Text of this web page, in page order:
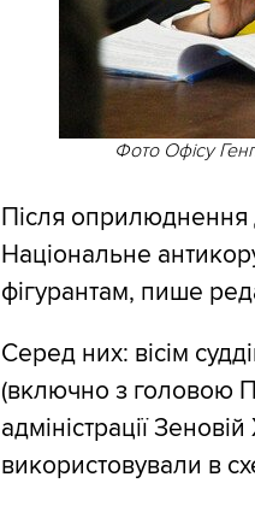
Фото Офісу
Після оприлюднення
Національне
фігурантам, пише
Серед них: вісім
(включно з головою
адміністрації
використовували в